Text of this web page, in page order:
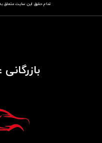
تمام حقوق این سایت متعلق